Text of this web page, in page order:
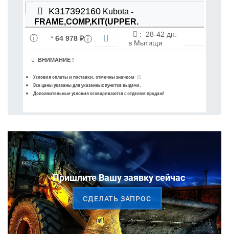
K317392160 Kubota -
FRAME,COMP,KIT(UPPER.
* 64 978 ₽ :
28-42 дн.
в Мытищи
ВНИМАНИЕ !
Условия оплаты и поставки, отмечны значком ⓘ
Все цены указаны дляуказанных пунктов выдачи.
Дополнительные условия оговариваются с отделом продаж!
Пришлите Вашу заявку сейчас
CДЕЛАТЬ ЗАПРОС